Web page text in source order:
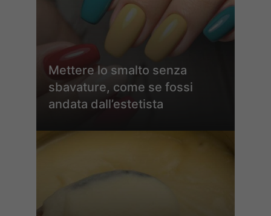
Mettere lo smalto senza
sbavature, come se fossi
andata dall’estetista